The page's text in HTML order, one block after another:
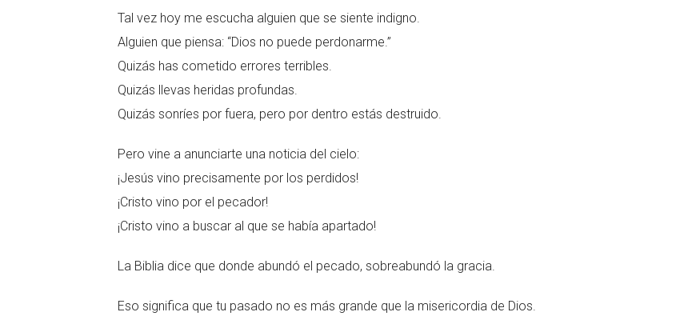
Tal vez hoy me escucha alguien que se siente indigno.
Alguien que piensa: “Dios no puede perdonarme.”
Quizás has cometido errores terribles.
Quizás llevas heridas profundas.
Quizás sonríes por fuera, pero por dentro estás destruido.
Pero vine a anunciarte una noticia del cielo:
¡Jesús vino precisamente por los perdidos!
¡Cristo vino por el pecador!
¡Cristo vino a buscar al que se había apartado!
La Biblia dice que donde abundó el pecado, sobreabundó la gracia.
Eso significa que tu pasado no es más grande que la misericordia de Dios.